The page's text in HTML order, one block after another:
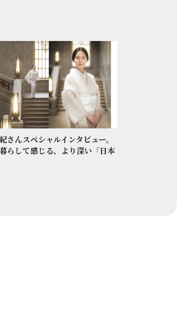
さんスペシャルインタビュー。
らして感じる、より深い「日本